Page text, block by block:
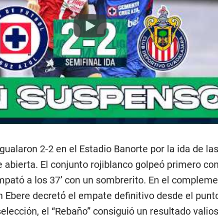
Play
2-2 en el Estadio Banorte por la ida de
abierta. El conjunto rojiblanco golpeó primero
a los 37’ con un sombrerito. En el
Ebere decretó el empate definitivo desde el
el “Rebaño” consiguió un resultado